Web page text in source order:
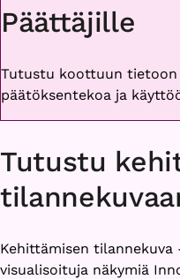
Päättäjille
Tutustu koottuun
päätöksentekoa ja
Tutustu
Kehittämisen
visualisoituja näkymiä